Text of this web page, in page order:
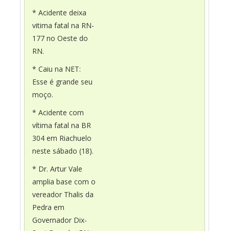
* Acidente deixa
vitima fatal na RN-
177 no Oeste do
RN.
* Caiu na NET:
Esse é grande seu
moço.
* Acidente com
vítima fatal na BR
304 em Riachuelo
neste sábado (18).
* Dr. Artur Vale
amplia base com o
vereador Thalis da
Pedra em
Governador Dix-